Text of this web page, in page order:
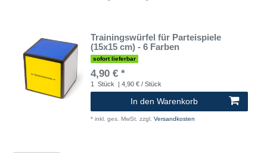
Trainingswürfel für Parteispiele
(15x15 cm) - 6 Farben
sofort lieferbar
4,90 € *
1 Stück | 4,90 € / Stück
In den Warenkorb
* inkl. ges. MwSt. zzgl. Versandkosten